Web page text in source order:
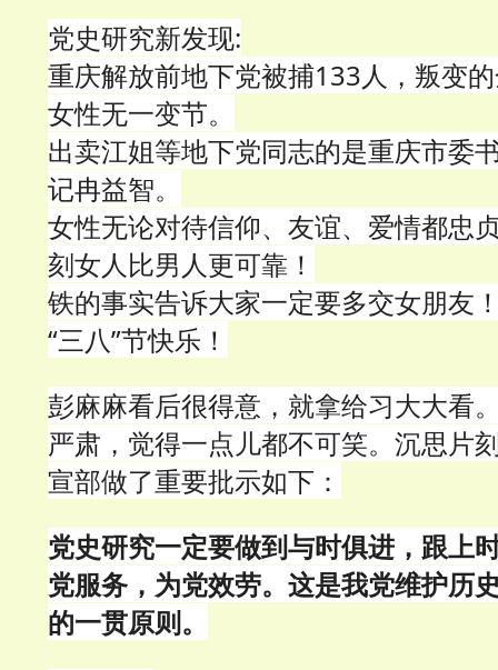
党史研究新发现:
重庆解放前地下党被捕133人，叛变
女性无一变节。
出卖江姐等地下党同志的是重庆市委
记冉益智。
女性无论对待信仰、友谊、爱情都忠
刻女人比男人更可靠！
铁的事实告诉大家一定要多交女朋友
“三八”节快乐！
彭麻麻看后很得意，就拿给习大大看
严肃，觉得一点儿都不可笑。沉思片
宣部做了重要批示如下：
党史研究一定要做到与时俱进，跟上
党服务，为党效劳。这是我党维护历
的一贯原则。